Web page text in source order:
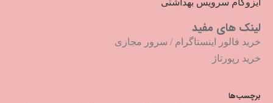
ایزوگام سرویس بهداشتی
لینک های مفید
خرید فالور اینستاگرام / سرور مجازی
خرید رپورتاژ
برچسب‌ها